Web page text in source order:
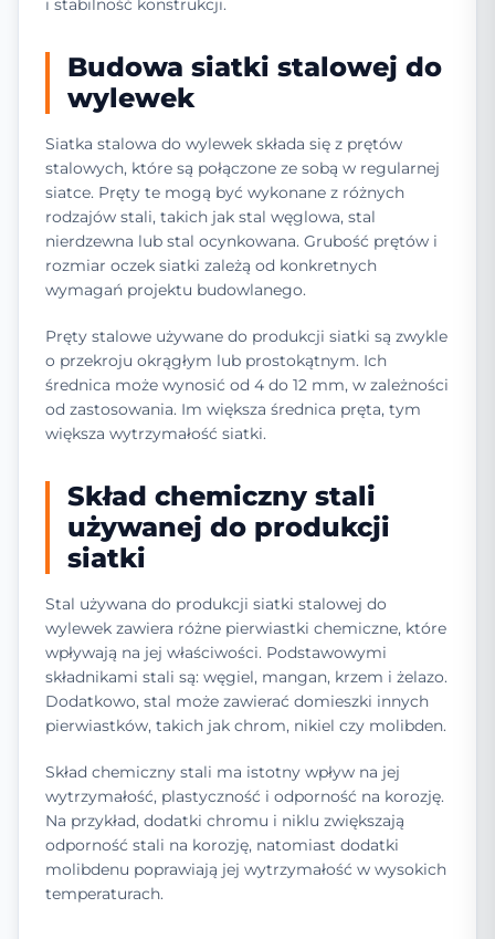
i stabilność konstrukcji.
Budowa siatki stalowej do
wylewek
Siatka stalowa do wylewek składa się z prętów
stalowych, które są połączone ze sobą w regularnej
siatce. Pręty te mogą być wykonane z różnych
rodzajów stali, takich jak stal węglowa, stal
nierdzewna lub stal ocynkowana. Grubość prętów i
rozmiar oczek siatki zależą od konkretnych
wymagań projektu budowlanego.
Pręty stalowe używane do produkcji siatki są zwykle
o przekroju okrągłym lub prostokątnym. Ich
średnica może wynosić od 4 do 12 mm, w zależności
od zastosowania. Im większa średnica pręta, tym
większa wytrzymałość siatki.
Skład chemiczny stali
używanej do produkcji
siatki
Stal używana do produkcji siatki stalowej do
wylewek zawiera różne pierwiastki chemiczne, które
wpływają na jej właściwości. Podstawowymi
składnikami stali są: węgiel, mangan, krzem i żelazo.
Dodatkowo, stal może zawierać domieszki innych
pierwiastków, takich jak chrom, nikiel czy molibden.
Skład chemiczny stali ma istotny wpływ na jej
wytrzymałość, plastyczność i odporność na korozję.
Na przykład, dodatki chromu i niklu zwiększają
odporność stali na korozję, natomiast dodatki
molibdenu poprawiają jej wytrzymałość w wysokich
temperaturach.